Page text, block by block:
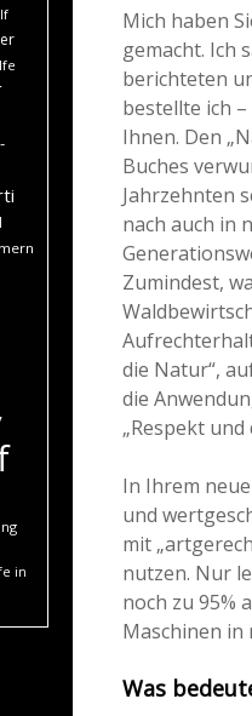
in
Mich haben
gemacht. Ich
berichteten
bestellte ich
Ihnen. Den
Buches
Jahrzehnten
nach auch in
Zumindest,
die Natur“,
die
„Respekt
In Ihrem
und
mit
nutzen. Nur
noch zu 95%
Maschinen in
Was